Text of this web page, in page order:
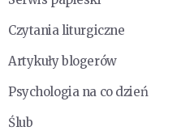
Czytania liturgiczne
Artykuły blogerów
Psychologia na co dzień
Ślub